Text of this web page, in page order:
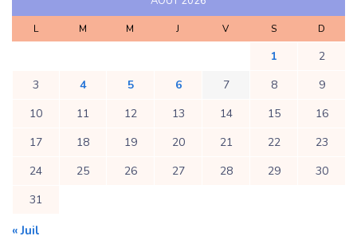
L M M J V S D
1
2
3
4 5 6 7 8
9
10
11 12 13 14 15
16
17
18 19 20 21 22
23
24
25 26 27 28 29
30
31
« Juil